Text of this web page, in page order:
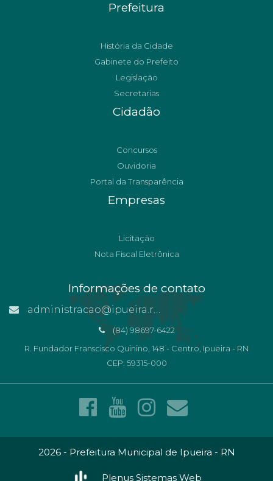
Prefeitura
História da Cidade
Gabinete do Prefeito
Legislação
Secretarias
Cidadão
Concursos
Ouvidoria
Portal da Transparência
Empresas
Licitação
Nota Fiscal Eletrônica
Informações de contato
administracao@ipueira.rn.gov.br
(84) 98697-6422
R. Fundador Franscisco Quinino, 148 - Centro, Ipueira - RN
CEP: 59315-000
2026 - Prefeitura Municipal de Ipueira - RN
Plenus Sistemas Web